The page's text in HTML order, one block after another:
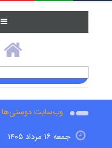
وب‌سایت دوستی‌ها
جمعه ۱۶ مرداد ۱۴۰۵